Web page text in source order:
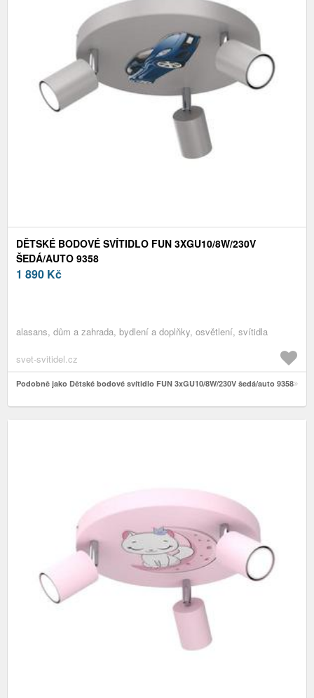
DĚTSKÉ BODOVÉ SVÍTIDLO FUN 3XGU10/8W/230V
ŠEDÁ/AUTO 9358
1 890 Kč
alasans, dům a zahrada, bydlení a doplňky, osvětlení, svítidla
svet-svitidel.cz
Podobně jako Dětské bodové svítidlo FUN 3xGU10/8W/230V šedá/auto 9358